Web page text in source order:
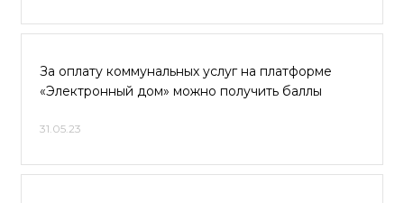
За оплату коммунальных услуг на платформе
«Электронный дом» можно получить баллы
31.05.23